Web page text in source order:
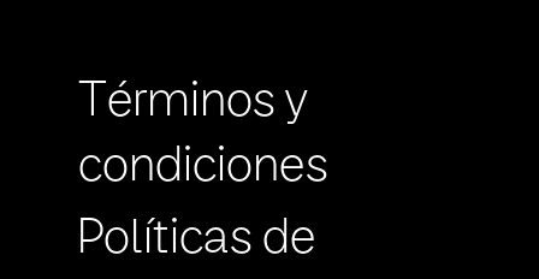
Términos y
condiciones
Políticas de